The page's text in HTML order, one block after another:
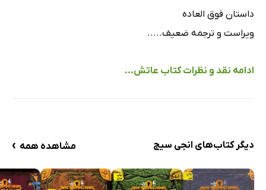
داستان فوق العاده
ویراست و ترجمه ضعیف.....
ادامه نقد و نظرات کتاب عاتش...
دیگر کتاب‌های انجی سیج مشاهده همه ›